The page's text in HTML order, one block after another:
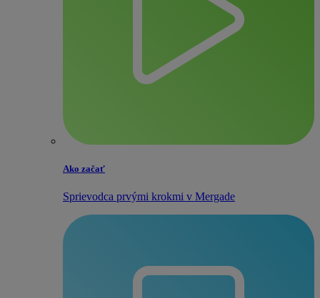
Ako začať
Sprievodca prvými krokmi v Mergade